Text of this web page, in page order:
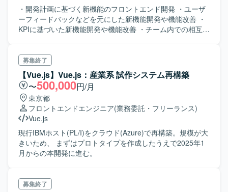
・開発計画に基づく新機能のフロントエンド開発 ・ユーザ
ーフィードバックなどを元にした新機能開発や機能改善 ・
KPIに基づいた新機能開発や機能改善 ・チーム内での相互コ
※TypeScript導入中 ・ネイティブアプリ：Swift, Kotlin ・デ
ータベース：MySQL, Redshift ・インフラ：AWS ・開発環
境：Docker ・リポジトリ管理：Github
募集終了
【Vue.js】Vue.js：産業系 試作システム再構築
〜500,000円/月
東京都
フロントエンドエンジニア(業務委託・フリーランス)
Vue.js
現行IBMホスト(PL/I)をクラウド(Azure)で再構築。規模が大
きいため、 まずはプロトタイプを作成したうえで2025年1
月からの本開発に進む。
募集終了